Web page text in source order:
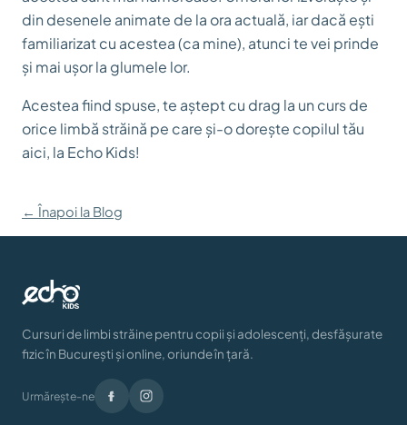
din desenele animate de la ora actuală, iar dacă ești
familiarizat cu acestea (ca mine), atunci te vei prinde
și mai ușor la glumele lor.
Acestea fiind spuse, te aștept cu drag la un curs de
orice limbă străină pe care și-o dorește copilul tău
aici, la Echo Kids!
← Înapoi la Blog
Cursuri de limbi străine pentru copii și adolescenți, desfășurate
fizic în București și online, oriunde în țară.
Urmărește-ne